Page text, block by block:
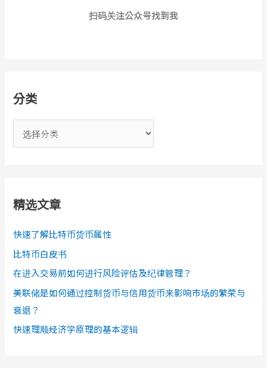
扫码关注公众号找到我
分类
类
精选文章
快速了解比特币货币属性
比特币白皮书
在进入交易前如何进行风险评估及纪律管理？
美联储是如何通过控制货币与信用货币来影响市场的繁荣与
衰退？
快速理顺经济学原理的基本逻辑